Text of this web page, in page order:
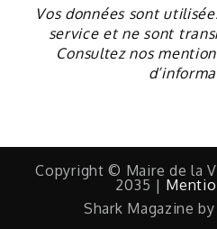
Vos données sont
service et ne sont
Consultez nos
Copyright © Maire de la
2035 |
Shark Magazine by